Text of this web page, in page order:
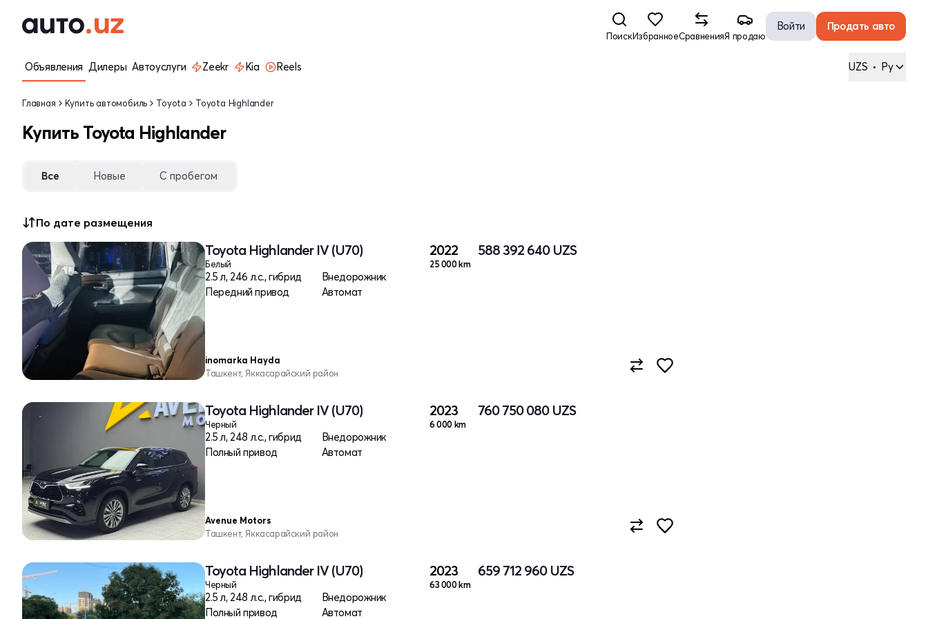
ПоискИзбранноеСравненияЯ продаю
Войти Продать авто
Объявления Дилеры Автоуслуги Zeekr Kia Reels UZS • Ру
Главная Купить автомобиль Toyota Toyota Highlander
Купить Toyota Highlander
Все Новые С пробегом
По дате размещения
Toyota Highlander IV (U70)
Белый
2.5 л, 246 л.с., гибрид
Внедорожник
Передний привод
Автомат
2022
25 000 km
588 392 640 UZS
inomarka Hayda
Ташкент, Яккасарайский район
Toyota Highlander IV (U70)
Черный
2.5 л, 248 л.с., гибрид
Внедорожник
Полный привод
Автомат
2023
6 000 km
760 750 080 UZS
Avenue Motors
Ташкент, Яккасарайский район
Toyota Highlander IV (U70)
Черный
2.5 л, 248 л.с., гибрид
Внедорожник
Полный привод
Автомат
2023
63 000 km
659 712 960 UZS